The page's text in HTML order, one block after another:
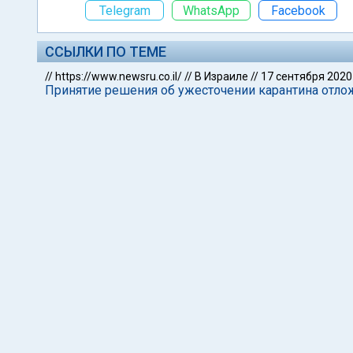
Telegram WhatsApp Facebook
ССЫЛКИ ПО ТЕМЕ
// https://www.newsru.co.il/// В Израиле // 17 сентября 2020
Принятие решения об ужесточении карантина